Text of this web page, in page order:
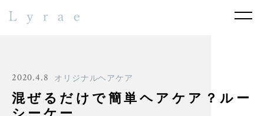
2020.4.8 オリジナルヘアケア
混ぜるだけで簡単ヘアケア？ルー